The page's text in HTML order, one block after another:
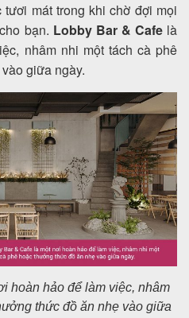
mát trong khi chờ đợi mọi
bạn. Lobby Bar & Cafelà
nhâm nhi một tách cà phê
giữa ngày.
hoàn hảo để làm việc, nhâm
thức đồ ăn nhẹ vào giữa